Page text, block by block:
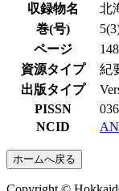
収録物名
北
巻(号)
ページ
資源タイプ
紀
出版タイプ
PISSN
NCID
ホームへ戻る